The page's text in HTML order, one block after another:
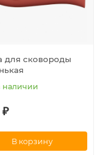
для сковороды
наличии
В корзину